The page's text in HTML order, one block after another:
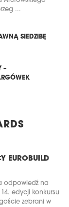
...
SIEDZIBĘ
–
EUROBUILD
odpowiedź na
edycji konkursu
zebrani w